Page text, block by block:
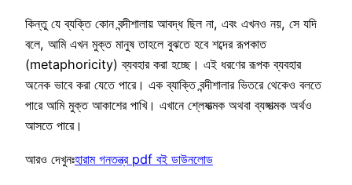
কিন্তু যে ব্যক্তি কোন বন্দীশালায় আবদ্ধ ছিল না, এবং এখনও নয়, সে যদি
বলে, আমি এখন মুক্ত মানুষ তাহলে বুঝতে হবে শব্দের রূপকাত
(metaphoricity) ব্যবহার করা হচ্ছে। এই ধরণের রূপক ব্যবহার
অনেক ভাবে করা যেতে পারে। এক ব্যাক্তি বন্দীশালার ভিতরে থেকেও বলতে
পারে আমি মুক্ত আকাশের পাখি। এখানে শ্লেষাত্মক অথবা ব্যঙ্গাত্মক অর্থও
আসতে পারে।
আরও দেখুনঃহারাম গনতন্ত্র pdf বই ডাউনলোড